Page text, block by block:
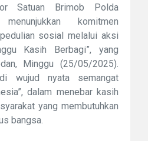
Satuan Brimob Polda
komitmen
sosial melalui aksi
Kasih Berbagi”, yang
Minggu (25/05/2025).
wujud nyata semangat
dalam menebar kasih
yang membutuhkan
bangsa.